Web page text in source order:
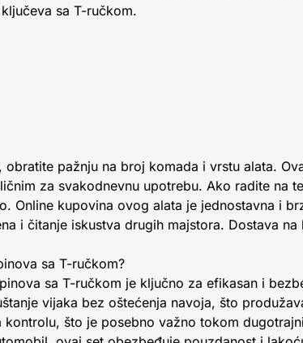
sa T-ručkom.
pažnju na broj komada i vrstu alata.
za svakodnevnu upotrebu. Ako radite na
Online kupovina ovog alata je jednostavna i
i čitanje iskustva drugih majstora. Dostava
sa T-ručkom?
sa T-ručkom je ključno za efikasan i
vijaka bez oštećenja navoja, što
kontrolu, što je posebno važno tokom